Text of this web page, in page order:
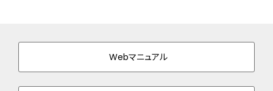
美錠タイプ
バンド幅 22.0mm
Webマニュアル